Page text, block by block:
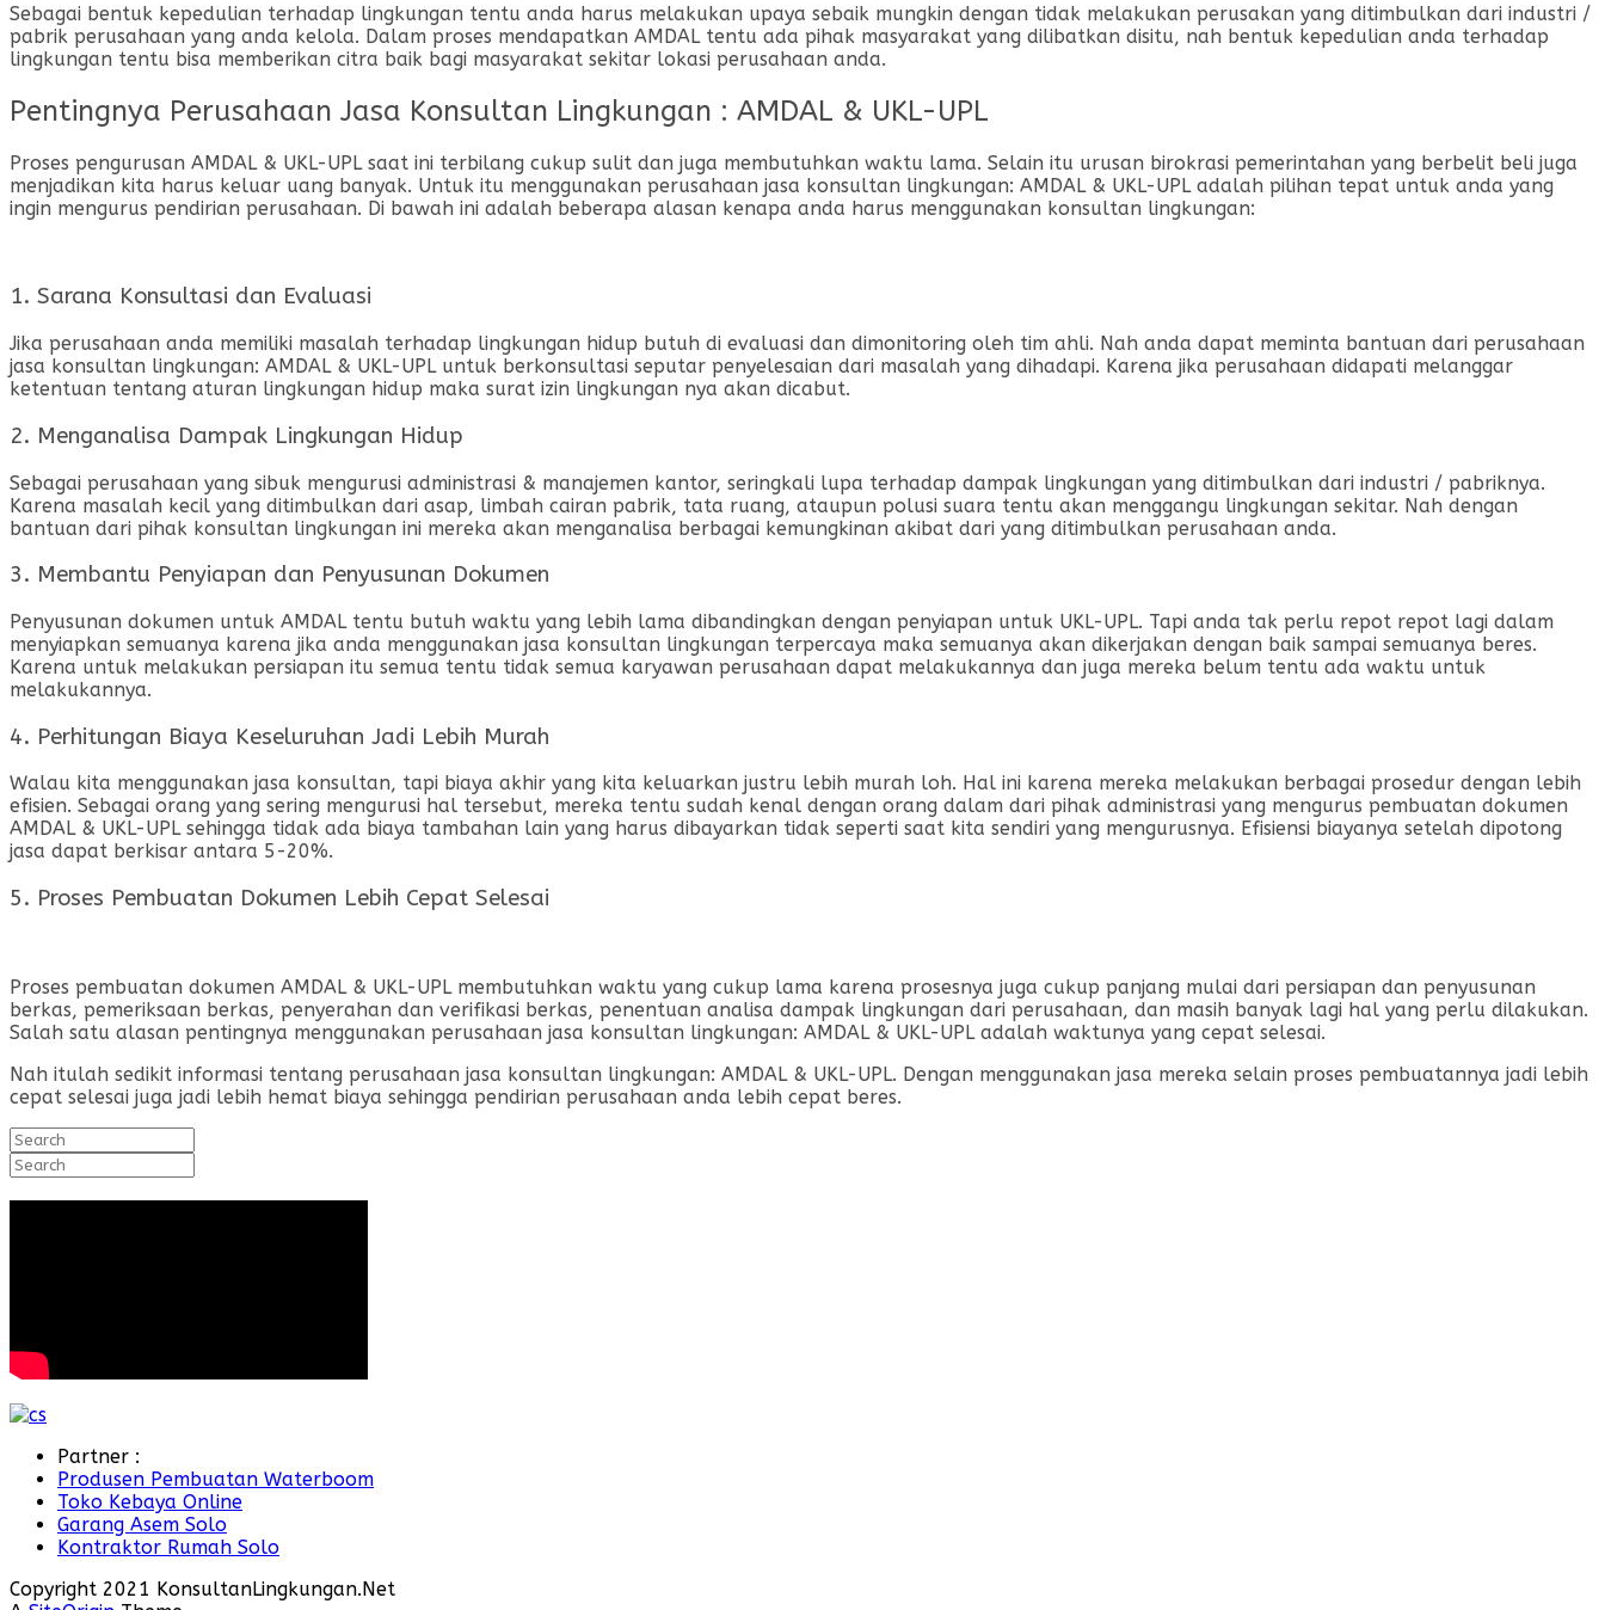
Sebagai bentuk kepedulian terhadap lingkungan tentu anda harus melakukan upaya sebaik mungkin dengan tidak melakukan perusakan yang ditimbulkan dari industri /
pabrik perusahaan yang anda kelola. Dalam proses mendapatkan AMDAL tentu ada pihak masyarakat yang dilibatkan disitu, nah bentuk kepedulian anda terhadap
lingkungan tentu bisa memberikan citra baik bagi masyarakat sekitar lokasi perusahaan anda.
Pentingnya Perusahaan Jasa Konsultan Lingkungan : AMDAL & UKL-UPL
Proses pengurusan AMDAL & UKL-UPL saat ini terbilang cukup sulit dan juga membutuhkan waktu lama. Selain itu urusan birokrasi pemerintahan yang berbelit beli juga
menjadikan kita harus keluar uang banyak. Untuk itu menggunakan perusahaan jasa konsultan lingkungan: AMDAL & UKL-UPL adalah pilihan tepat untuk anda yang
ingin mengurus pendirian perusahaan. Di bawah ini adalah beberapa alasan kenapa anda harus menggunakan konsultan lingkungan:
1. Sarana Konsultasi dan Evaluasi
Jika perusahaan anda memiliki masalah terhadap lingkungan hidup butuh di evaluasi dan dimonitoring oleh tim ahli. Nah anda dapat meminta bantuan dari perusahaan
jasa konsultan lingkungan: AMDAL & UKL-UPL untuk berkonsultasi seputar penyelesaian dari masalah yang dihadapi. Karena jika perusahaan didapati melanggar
ketentuan tentang aturan lingkungan hidup maka surat izin lingkungan nya akan dicabut.
2. Menganalisa Dampak Lingkungan Hidup
Sebagai perusahaan yang sibuk mengurusi administrasi & manajemen kantor, seringkali lupa terhadap dampak lingkungan yang ditimbulkan dari industri / pabriknya.
Karena masalah kecil yang ditimbulkan dari asap, limbah cairan pabrik, tata ruang, ataupun polusi suara tentu akan menggangu lingkungan sekitar. Nah dengan
bantuan dari pihak konsultan lingkungan ini mereka akan menganalisa berbagai kemungkinan akibat dari yang ditimbulkan perusahaan anda.
3. Membantu Penyiapan dan Penyusunan Dokumen
Penyusunan dokumen untuk AMDAL tentu butuh waktu yang lebih lama dibandingkan dengan penyiapan untuk UKL-UPL. Tapi anda tak perlu repot repot lagi dalam
menyiapkan semuanya karena jika anda menggunakan jasa konsultan lingkungan terpercaya maka semuanya akan dikerjakan dengan baik sampai semuanya beres.
Karena untuk melakukan persiapan itu semua tentu tidak semua karyawan perusahaan dapat melakukannya dan juga mereka belum tentu ada waktu untuk
melakukannya.
4. Perhitungan Biaya Keseluruhan Jadi Lebih Murah
Walau kita menggunakan jasa konsultan, tapi biaya akhir yang kita keluarkan justru lebih murah loh. Hal ini karena mereka melakukan berbagai prosedur dengan lebih
efisien. Sebagai orang yang sering mengurusi hal tersebut, mereka tentu sudah kenal dengan orang dalam dari pihak administrasi yang mengurus pembuatan dokumen
AMDAL & UKL-UPL sehingga tidak ada biaya tambahan lain yang harus dibayarkan tidak seperti saat kita sendiri yang mengurusnya. Efisiensi biayanya setelah dipotong
jasa dapat berkisar antara 5-20%.
5. Proses Pembuatan Dokumen Lebih Cepat Selesai
Proses pembuatan dokumen AMDAL & UKL-UPL membutuhkan waktu yang cukup lama karena prosesnya juga cukup panjang mulai dari persiapan dan penyusunan
berkas, pemeriksaan berkas, penyerahan dan verifikasi berkas, penentuan analisa dampak lingkungan dari perusahaan, dan masih banyak lagi hal yang perlu dilakukan.
Salah satu alasan pentingnya menggunakan perusahaan jasa konsultan lingkungan: AMDAL & UKL-UPL adalah waktunya yang cepat selesai.
Nah itulah sedikit informasi tentang perusahaan jasa konsultan lingkungan: AMDAL & UKL-UPL. Dengan menggunakan jasa mereka selain proses pembuatannya jadi lebih
cepat selesai juga jadi lebih hemat biaya sehingga pendirian perusahaan anda lebih cepat beres.
Search
for:
Search
for:
Partner :
Produsen Pembuatan Waterboom
Toko Kebaya Online
Garang Asem Solo
Kontraktor Rumah Solo
Copyright 2021 KonsultanLingkungan.Net